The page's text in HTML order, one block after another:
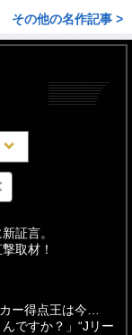
その他の名作記事 >
証言。
取材！
ー得点王は今…
ですか？」“Jリー